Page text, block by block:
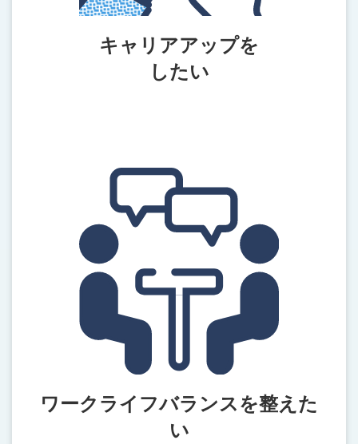
キャリアアップを
したい
ワークライフバランスを整えた
い